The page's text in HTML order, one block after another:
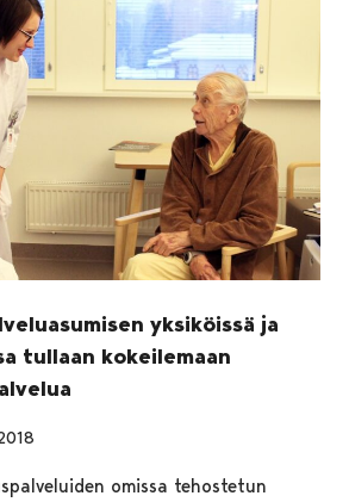
yksiköissä ja
tullaan kokeilemaan
omissa tehostetun